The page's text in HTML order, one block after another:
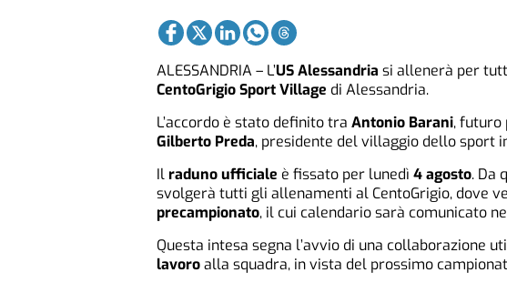
ALESSANDRIA – L’US Alessandria si allenerà per
CentoGrigio Sport Village di Alessandria.
L’accordo è stato definito tra Antonio Barani, futuro
Gilberto Preda, presidente del villaggio dello sport
Ilraduno ufficiale è fissato per lunedì 4 agosto. Da
svolgerà tutti gli allenamenti al CentoGrigio, dove
precampionato, il cui calendario sarà comunicato
Questa intesa segna l’avvio di una collaborazione
lavoroalla squadra, in vista del prossimo